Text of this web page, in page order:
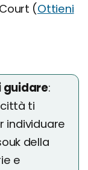
(Ottieni
guidare:
ti
individuare
della
e